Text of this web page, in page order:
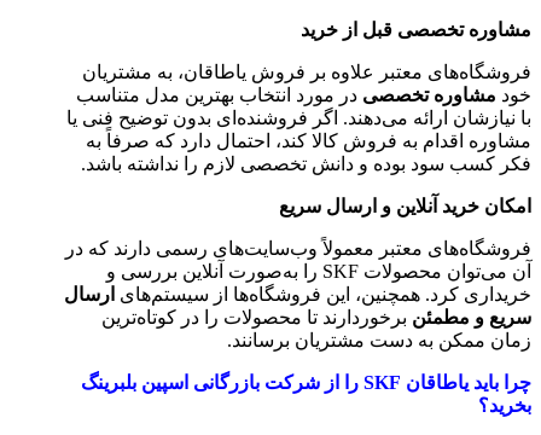
مشاوره تخصصی قبل از خرید
فروشگاه‌های معتبر علاوه بر فروش یاطاقان، به مشتریان
خود مشاوره تخصصی در مورد انتخاب بهترین مدل متناسب
با نیازشان ارائه می‌دهند. اگر فروشنده‌ای بدون توضیح فنی یا
مشاوره اقدام به فروش کالا کند، احتمال دارد که صرفاً به
فکر کسب سود بوده و دانش تخصصی لازم را نداشته باشد.
امکان خرید آنلاین و ارسال سریع
فروشگاه‌های معتبر معمولاً وب‌سایت‌های رسمی دارند که در
آن می‌توان محصولات SKF را به‌صورت آنلاین بررسی و
خریداری کرد. همچنین، این فروشگاه‌ها از سیستم‌های ارسال
سریع و مطمئن برخوردارند تا محصولات را در کوتاه‌ترین
زمان ممکن به دست مشتریان برسانند.
چرا باید یاطاقان SKF را از شرکت بازرگانی اسپین بلبرینگ
بخرید؟